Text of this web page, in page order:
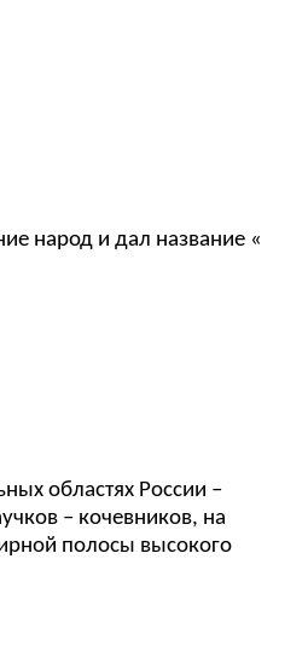
народ и дал название «
областях России –
– кочевников, на
полосы высокого